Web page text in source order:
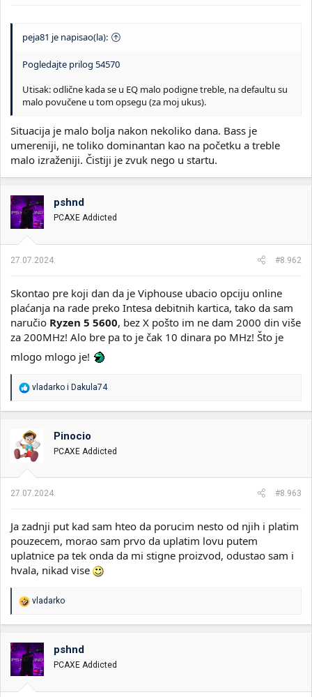
peja81 je napisao(la):
Pogledajte prilog 54570
Utisak: odlične kada se u EQ malo podigne treble, na defaultu su
malo povučene u tom opsegu (za moj ukus).
Situacija je malo bolja nakon nekoliko dana. Bass je
umereniji, ne toliko dominantan kao na početku a treble
malo izraženiji. Čistiji je zvuk nego u startu.
pshnd
PCAXE Addicted
27.07.2024. #8.962
Skontao pre koji dan da je Viphouse ubacio opciju online
plaćanja na rade preko Intesa debitnih kartica, tako da sam
naručio Ryzen 5 5600, bez X pošto im ne dam 2000 din više
za 200MHz! Alo bre pa to je čak 10 dinara po MHz! Što je
mlogo mlogo je!
R
o
v
a
n
:
vladarko i Dakula74
Pinocio
PCAXE Addicted
27.07.2024. #8.963
Ja zadnji put kad sam hteo da porucim nesto od njih i platim
pouzecem, morao sam prvo da uplatim lovu putem
uplatnice pa tek onda da mi stigne proizvod, odustao sam i
hvala, nikad vise
R
a
o
v
a
n
vladarko
pshnd
PCAXE Addicted